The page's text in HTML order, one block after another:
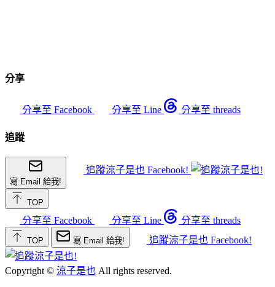
分享
分享至 Facebook 分享至 Line 分享至 threads
追蹤
寫 Email 給我!
追蹤涼子是也 Facebook!
TOP
分享至 Facebook 分享至 Line 分享至 threads
TOP 寫 Email 給我! 追蹤涼子是也 Facebook!
Copyright © 涼子是也 All rights reserved.